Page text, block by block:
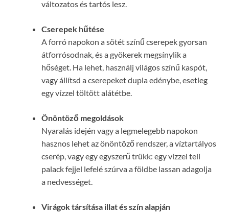
változatos és tartós lesz.
Cserepek hűtése
A forró napokon a sötét színű cserepek gyorsan
átforrósodnak, és a gyökerek megsínylik a
hőséget. Ha lehet, használj világos színű kaspót,
vagy állítsd a cserepeket dupla edénybe, esetleg
egy vízzel töltött alátétbe.
Önöntöző megoldások
Nyaralás idején vagy a legmelegebb napokon
hasznos lehet az önöntöző rendszer, a víztartályos
cserép, vagy egy egyszerű trükk: egy vízzel teli
palack fejjel lefelé szúrva a földbe lassan adagolja
a nedvességet.
Virágok társítása illat és szín alapján